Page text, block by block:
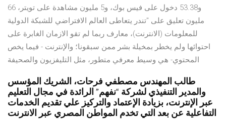
و53.38 دخول على فيس بوك، و5 مليون مشاهدة على تويتر، 66
مليون تعليق على "تندر يتعاطى العالم الافتراضي للشبكة الدولية
للمعلومات (الانترنت)، معارف ربما لم تقو الازمان الغابرة على
احتوائها ولم يخطر بمخيلة بشر ممن سبقونا؛ والإنترنت - فيما يخص
المحتوي- هي وسيط معرفي متطور، مثل التليفزيون والصحيفة
طالب المهندس مصطفي فرحات، الشريك المؤسس
والمدير التنفيذي لشركة “نفهم” الرائدة في مجال التعليم
عبر الإنترنت، بزيادة الإعتماد والتركيز علي تقديم الخدمات
التفاعلية عن بعد التي تخدم المواطن المصري عبر الانترنت